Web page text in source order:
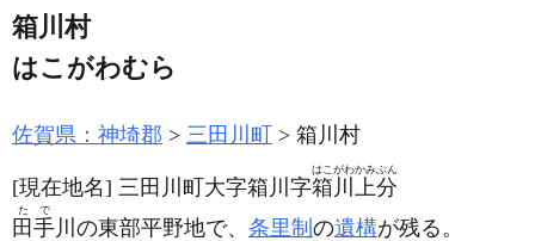
箱川村
はこがわむら
佐賀県：神埼郡 三田川町 箱川村
[現在地名] 三田川町大字箱川字箱川
はこがわ
上分
かみぶん
田手
たで
川の東部平野地で、 条里制 の遺構が残る。